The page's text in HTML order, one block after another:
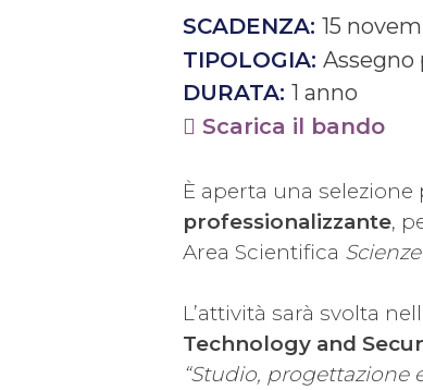
SCADENZA: 15
TIPOLOGIA: Assegno
DURATA: 1 anno
Scarica il bando
È aperta una
professionalizzante,
Area Scientifica
L’attività sarà svolta
Technology and
“Studio, progettazione